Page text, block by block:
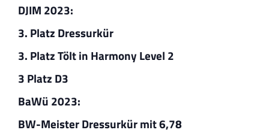
DJIM 2023:
3. Platz Dressurkür
3. Platz Tölt in Harmony Level 2
3 Platz D3
BaWü 2023:
BW-Meister Dressurkür mit 6,78